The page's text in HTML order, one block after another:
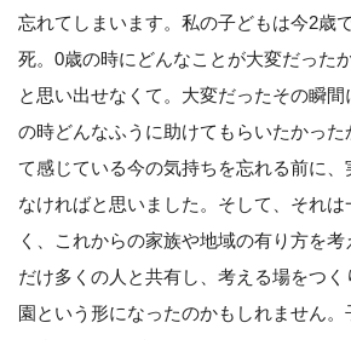
忘れてしまいます。私の子どもは今2歳
死。0歳の時にどんなことが大変だった
と思い出せなくて。大変だったその瞬
の時どんなふうに助けてもらいたかった
て感じている今の気持ちを忘れる前に、
なければと思いました。そして、それは
く、これからの家族や地域の有り方を
だけ多くの人と共有し、考える場をつ
園という形になったのかもしれません